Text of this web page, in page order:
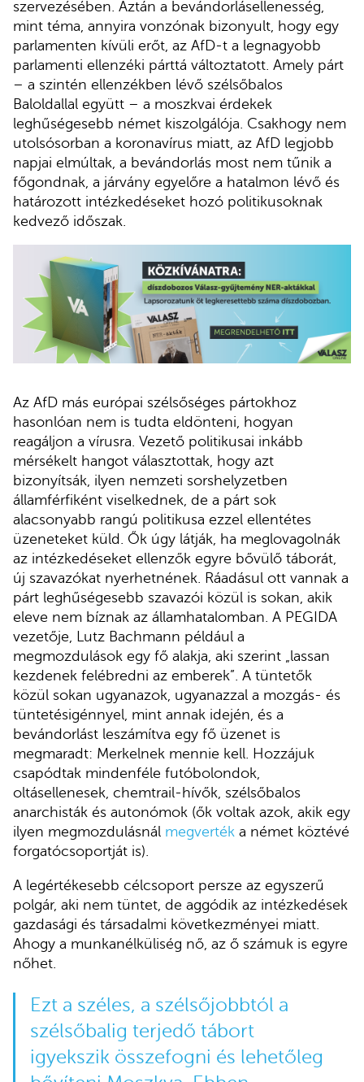
szervezésében. Aztán a bevándorlásellenesség,
mint téma, annyira vonzónak bizonyult, hogy egy
parlamenten kívüli erőt, az AfD-t a legnagyobb
parlamenti ellenzéki párttá változtatott. Amely párt
– a szintén ellenzékben lévő szélsőbalos
Baloldallal együtt – a moszkvai érdekek
leghűségesebb német kiszolgálója. Csakhogy nem
utolsósorban a koronavírus miatt, az AfD legjobb
napjai elmúltak, a bevándorlás most nem tűnik a
főgondnak, a járvány egyelőre a hatalmon lévő és
határozott intézkedéseket hozó politikusoknak
kedvező időszak.
Az AfD más európai szélsőséges pártokhoz
hasonlóan nem is tudta eldönteni, hogyan
reagáljon a vírusra. Vezető politikusai inkább
mérsékelt hangot választottak, hogy azt
bizonyítsák, ilyen nemzeti sorshelyzetben
államférfiként viselkednek, de a párt sok
alacsonyabb rangú politikusa ezzel ellentétes
üzeneteket küld. Ők úgy látják, ha meglovagolnák
az intézkedéseket ellenzők egyre bővülő táborát,
új szavazókat nyerhetnének. Ráadásul ott vannak a
párt leghűségesebb szavazói közül is sokan, akik
eleve nem bíznak az államhatalomban. A PEGIDA
vezetője, Lutz Bachmann például a
megmozdulások egy fő alakja, aki szerint „lassan
kezdenek felébredni az emberek”. A tüntetők
közül sokan ugyanazok, ugyanazzal a mozgás- és
tüntetésigénnyel, mint annak idején, és a
bevándorlást leszámítva egy fő üzenet is
megmaradt: Merkelnek mennie kell. Hozzájuk
csapódtak mindenféle futóbolondok,
oltásellenesek, chemtrail-hívők, szélsőbalos
anarchisták és autonómok (ők voltak azok, akik egy
ilyen megmozdulásnál megverték a német köztévé
forgatócsoportját is).
A legértékesebb célcsoport persze az egyszerű
polgár, aki nem tüntet, de aggódik az intézkedések
gazdasági és társadalmi következményei miatt.
Ahogy a munkanélküliség nő, az ő számuk is egyre
nőhet.
Ezt a széles, a szélsőjobbtól a
szélsőbalig terjedő tábort
igyekszik összefogni és lehetőleg